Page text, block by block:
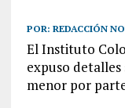
POR: REDACCIÓN
El Instituto
expuso
menor por